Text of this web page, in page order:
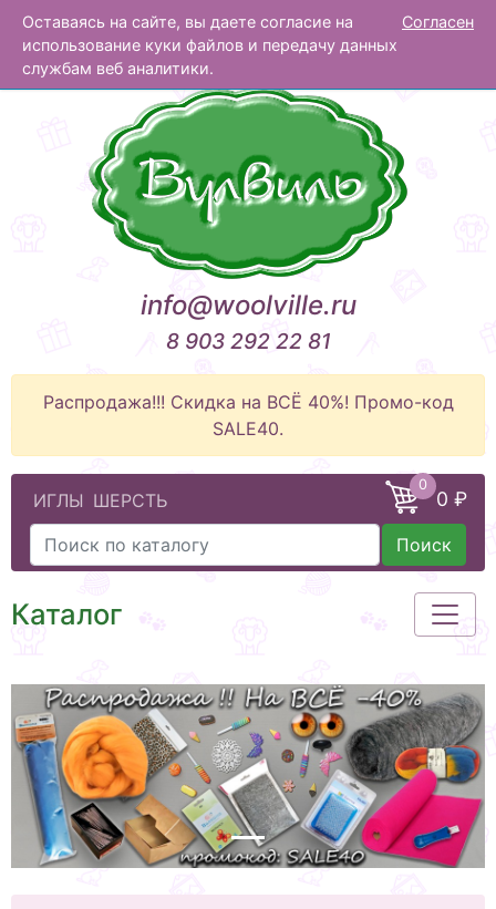
Оставаясь на сайте, вы даете согласие на
использование куки файлов и передачу данных
службам веб аналитики.
Согласен
Вулвиль
info@woolville.ru
8 903 292 22 81
Распродажа!!! Скидка на ВСЁ 40%! Промо-код
SALE40.
ИГЛЫ ШЕРСТЬ
0
0 ₽
Поиск
Каталог